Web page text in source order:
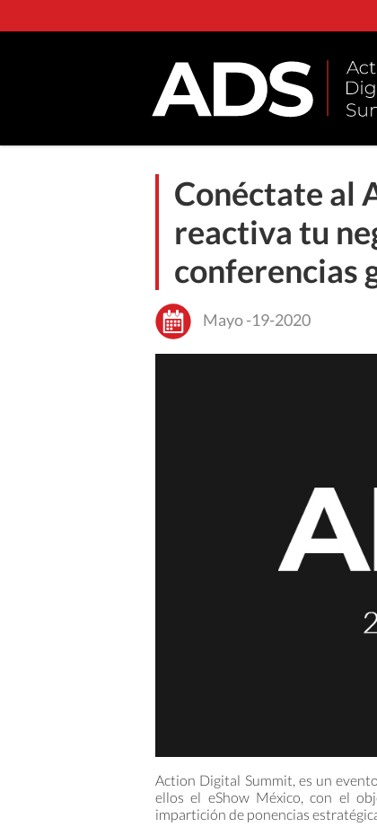
Conéctate al
reactiva tu
conferencias
Mayo -19-2020
Action Digital Summit, es un
ellos el eShow México, con el
impartición de ponencias